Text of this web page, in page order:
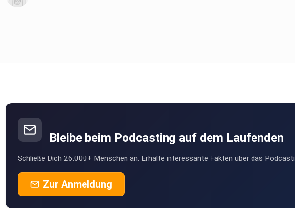
Bleibe beim Podcasting auf dem Laufenden
Schließe Dich 26.000+ Menschen an. Erhalte interessante Fakten über das
Zur Anmeldung